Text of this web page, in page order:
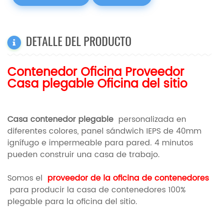
DETALLE DEL PRODUCTO
Contenedor Oficina Proveedor
Casa plegable Oficina del sitio
Casa contenedor plegable personalizada en
diferentes colores, panel sándwich IEPS de 40mm
ignífugo e impermeable para pared. 4 minutos
pueden construir una casa de trabajo.
Somos el proveedor de la oficina de contenedores
para producir la casa de contenedores 100%
plegable para la oficina del sitio.